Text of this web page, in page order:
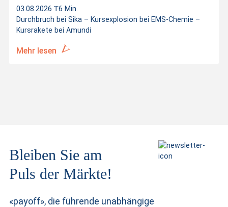
03.08.2026
6 Min.
Durchbruch bei Sika – Kursexplosion bei EMS-Chemie –
Kursrakete bei Amundi
Mehr lesen
Bleiben Sie am
Puls der Märkte!
«payoff», die führende unabhängige